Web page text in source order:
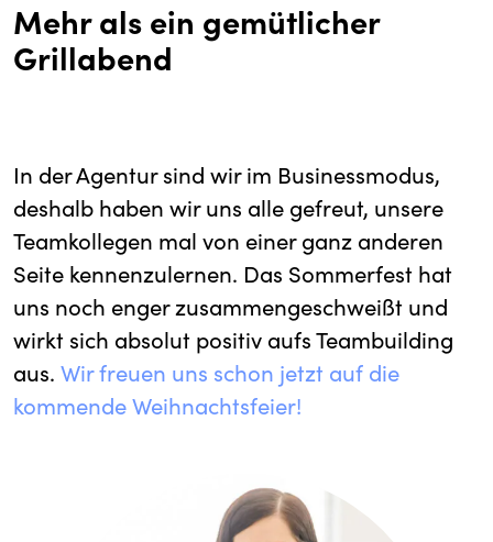
Mehr als ein gemütlicher
Grillabend
In der Agentur sind wir im Businessmodus,
deshalb haben wir uns alle gefreut, unsere
Teamkollegen mal von einer ganz anderen
Seite kennenzulernen. Das Sommerfest hat
uns noch enger zusammengeschweißt und
wirkt sich absolut positiv aufs Teambuilding
aus. Wir freuen uns schon jetzt auf die
kommende Weihnachtsfeier!